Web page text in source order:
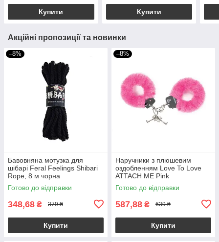
Купити Купити
Акційні пропозиції та новинки
–8%
Бавовняна мотузка для
шібарі Feral Feelings Shibari
Rope, 8 м чорна
Готово до відправки
348,68 ₴ 379 ₴
Купити
–8%
Наручники з плюшевим
оздобленням Love To Love
ATTACH ME Pink
Готово до відправки
587,88 ₴ 639 ₴
Купити